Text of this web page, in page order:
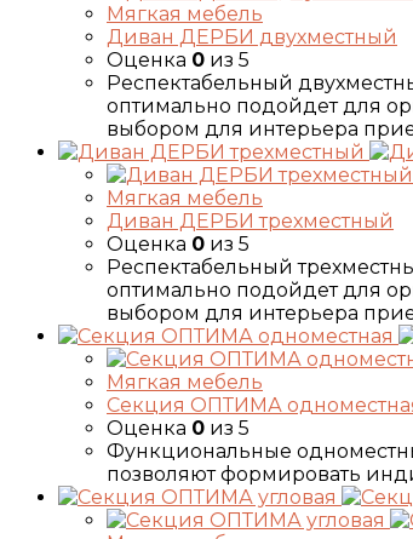
Мягкая мебель
Диван ДЕРБИ двухместный
Оценка 0 из 5
Респектабельный
оптимально подойдет для
выбором для интерьера
Мягкая мебель
Диван ДЕРБИ трехместный
Оценка 0 из 5
Респектабельный
оптимально подойдет для
выбором для интерьера
Мягкая мебель
Секция ОПТИМА
Оценка 0 из 5
Функциональные
позволяют формировать